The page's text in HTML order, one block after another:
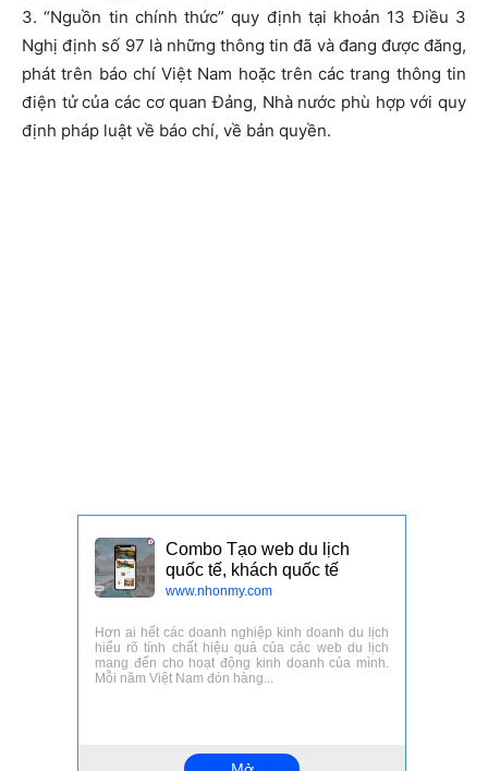
3. “Nguồn tin chính thức” quy định tại khoản 13 Điều 3
Nghị định số 97 là những thông tin đã và đang được đăng,
phát trên báo chí Việt Nam hoặc trên các trang thông tin
điện tử của các cơ quan Đảng, Nhà nước phù hợp với quy
định pháp luật về báo chí, về bản quyền.